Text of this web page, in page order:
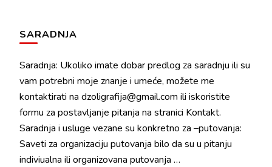
SARADNJA
Saradnja: Ukoliko imate dobar predlog za saradnju ili su
vam potrebni moje znanje i umeće, možete me
kontaktirati na dzoligrafija@gmail.com ili iskoristite
formu za postavljanje pitanja na stranici Kontakt.
Saradnja i usluge vezane su konkretno za –putovanja:
Saveti za organizaciju putovanja bilo da su u pitanju
indiviualna ili organizovana putovanja …